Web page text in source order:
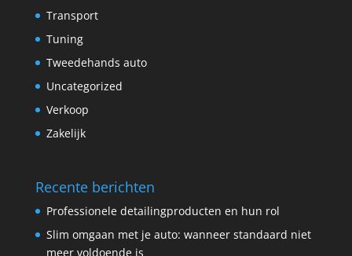
Transport
Tuning
Tweedehands auto
Uncategorized
Verkoop
Zakelijk
Recente berichten
Professionele detailingproducten en hun rol
Slim omgaan met je auto: wanneer standaard niet
meer voldoende is